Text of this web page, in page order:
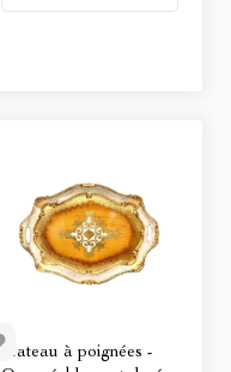
Plateau à poignées -